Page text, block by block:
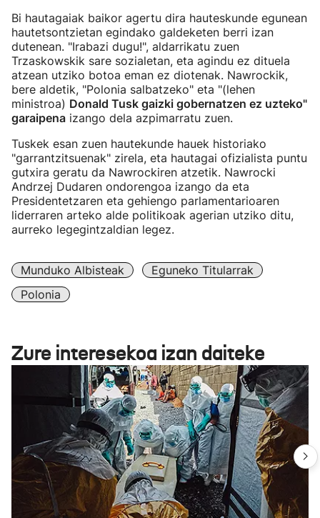
Bi hautagaiak baikor agertu dira hauteskunde egunean
hautetsontzietan egindako galdeketen berri izan
dutenean. "Irabazi dugu!", aldarrikatu zuen
Trzaskowskik sare sozialetan, eta agindu ez dituela
atzean utziko botoa eman ez diotenak. Nawrockik,
bere aldetik, "Polonia salbatzeko" eta "(lehen
ministroa) Donald Tusk gaizki gobernatzen ez uzteko"
garaipena izango dela azpimarratu zuen.
Tuskek esan zuen hautekunde hauek historiako
"garrantzitsuenak" zirela, eta hautagai ofizialista puntu
gutxira geratu da Nawrockiren atzetik. Nawrocki
Andrzej Dudaren ondorengoa izango da eta
Presidentetzaren eta gehiengo parlamentarioaren
liderraren arteko alde politikoak agerian utziko ditu,
aurreko legegintzaldian legez.
Munduko Albisteak
Eguneko Titularrak
Polonia
Zure interesekoa izan daiteke